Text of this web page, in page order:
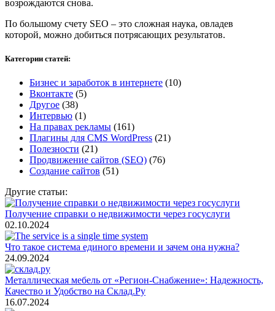
возрождаются снова.
По большому счету SEO – это сложная наука, овладев
которой, можно добиться потрясающих результатов.
Категории статей:
Бизнес и заработок в интернете (10)
Вконтакте (5)
Другое (38)
Интервью (1)
На правах рекламы (161)
Плагины для CMS WordPress (21)
Полезности (21)
Продвижение сайтов (SEO) (76)
Создание сайтов (51)
Другие статьи:
Получение справки о недвижимости через госуслуги
02.10.2024
Что такое система единого времени и зачем она нужна?
24.09.2024
Металлическая мебель от «Регион-Снабжение»: Надежность,
Качество и Удобство на Склад.Ру
16.07.2024